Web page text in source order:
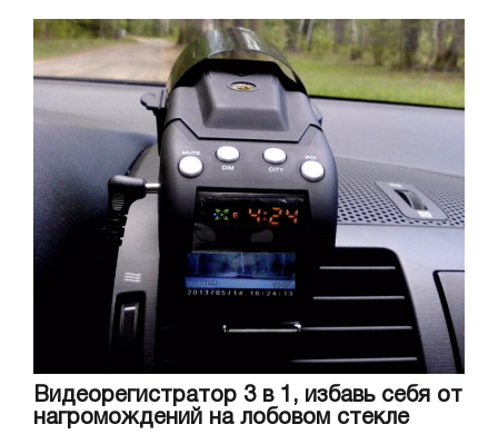
Видеорегистратор 3 в 1, избавь себя от
нагромождений на лобовом стекле